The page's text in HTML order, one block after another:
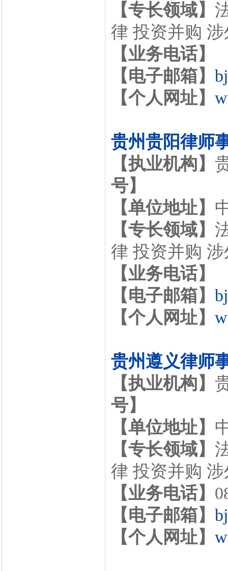
【专长领域】
律 投资并购
【业务电话】
【电子邮箱】
【个人网址】
贵州贵阳律师
【执业机构】
号】
【单位地址】
【专长领域】
律 投资并购
【业务电话】
【电子邮箱】
【个人网址】
贵州遵义律师
【执业机构】
号】
【单位地址】
【专长领域】
律 投资并购
【业务电话】
【电子邮箱】
【个人网址】